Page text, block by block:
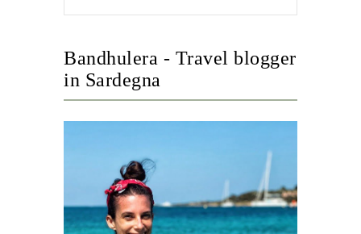
Bandhulera - Travel blogger
in Sardegna